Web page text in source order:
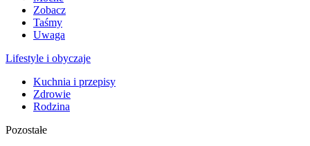
Zobacz
Taśmy
Uwaga
Lifestyle i obyczaje
Kuchnia i przepisy
Zdrowie
Rodzina
Pozostałe